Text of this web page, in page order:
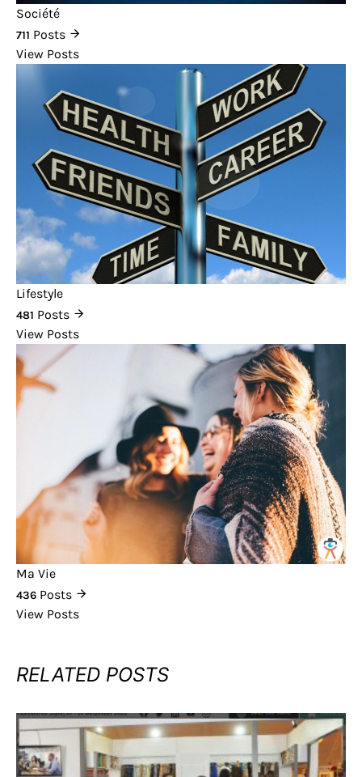
Société
711 Posts
View Posts
Lifestyle
481 Posts
View Posts
Ma Vie
436 Posts
View Posts
RELATED POSTS